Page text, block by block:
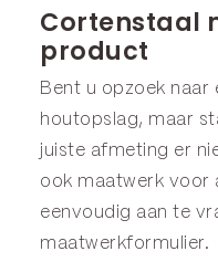
Cortenstaal
product
Bent u opzoek naar
houtopslag, maar
juiste afmeting er
ook maatwerk voor
eenvoudig aan te
maatwerkformulier.